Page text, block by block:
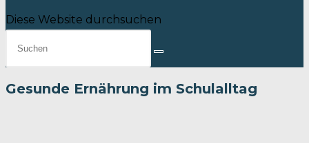
Diese Website durchsuchen
Gesunde Ernährung im Schulalltag